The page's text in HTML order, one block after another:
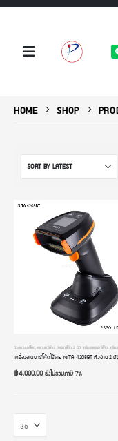
HOME SHOP
ตัวสแกนบาร์โค้ด สแกนบาร์โค้ด อ่านบาร์โค้ด 2 มิติ เครื่องสแกนบาร์โค้ด เครื่อ
฿4,000.00ยังไม่รวมภาษี 7%